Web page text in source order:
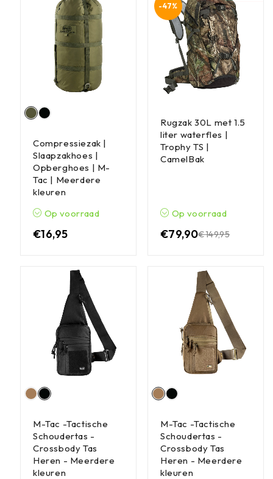
Compressiezak |
Slaapzakhoes |
Opberghoes | M-
Tac | Meerdere
kleuren
Op voorraad
€16,95
-47%
Rugzak 30L met 1.5
liter waterfles |
Trophy TS |
CamelBak
Op voorraad
€149,95
€79,90
M-Tac -Tactische
Schoudertas -
Crossbody Tas
Heren - Meerdere
kleuren
M-Tac -Tactische
Schoudertas -
Crossbody Tas
Heren - Meerdere
kleuren